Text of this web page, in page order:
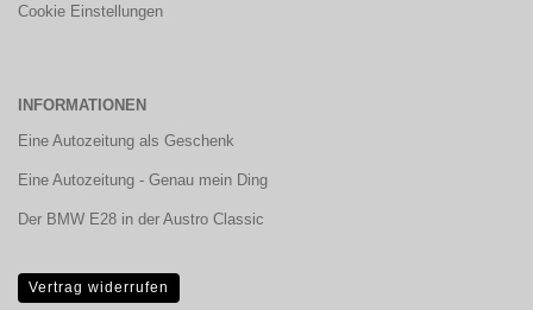
Cookie Einstellungen
INFORMATIONEN
Eine Autozeitung als Geschenk
Eine Autozeitung - Genau mein Ding
Der BMW E28 in der Austro Classic
Vertrag widerrufen